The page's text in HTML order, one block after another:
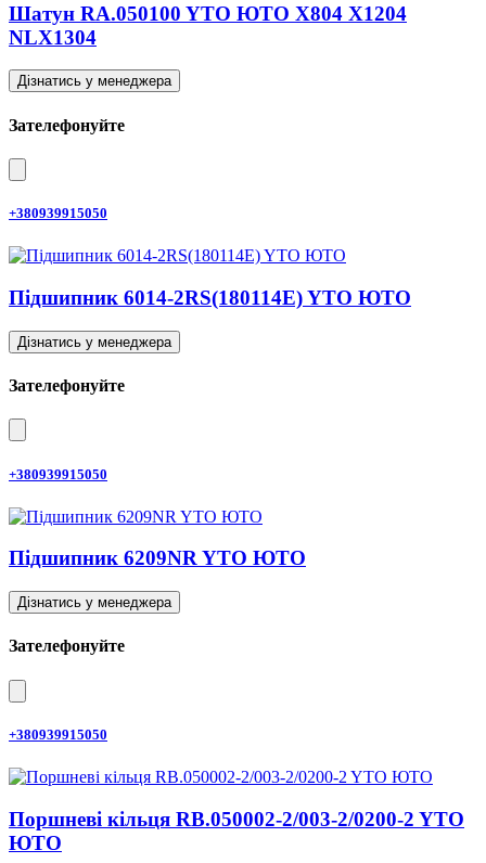
Шатун RA.050100 YTO ЮТО X804 X1204
NLX1304
Дізнатись у менеджера
Зателефонуйте
+380939915050
Підшипник 6014-2RS(180114E) YTO ЮТО
Дізнатись у менеджера
Зателефонуйте
+380939915050
Підшипник 6209NR YTO ЮТО
Дізнатись у менеджера
Зателефонуйте
+380939915050
Поршневі кільця RB.050002-2/003-2/0200-2 YTO
ЮТО